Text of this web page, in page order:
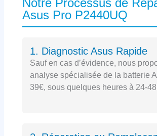
Asus Pro P2440UQ
1. Diagnostic Asus Rapide
Sauf en cas d’évidence, nous
analyse spécialisée de la batterie
39€, sous quelques heures à 24-